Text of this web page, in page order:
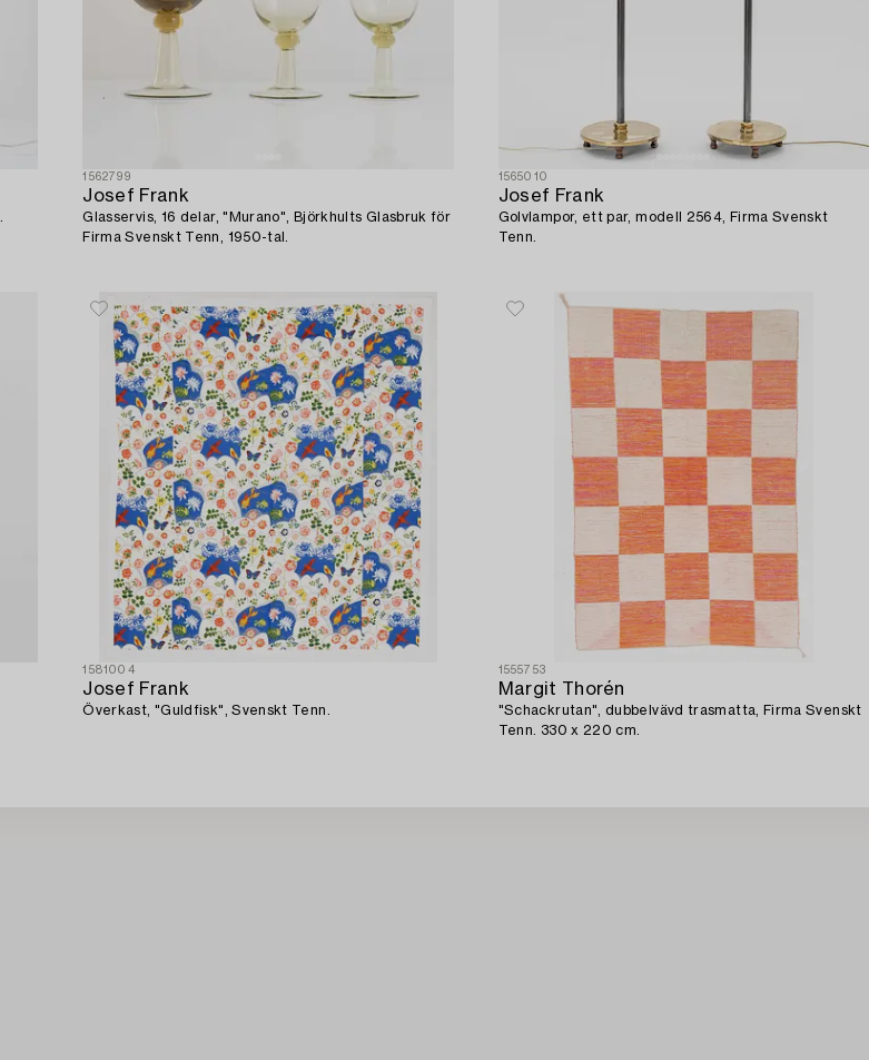
1562799
Josef Frank
Glasservis, 16 delar, "Murano", Björkhults Glasbruk för
Firma Svenskt Tenn, 1950-tal.
1565010
Josef Frank
Golvlampor, ett par, modell 2564, Firma Svenskt
Tenn.
1581004
Josef Frank
Överkast, "Guldfisk", Svenskt Tenn.
1555753
Margit Thorén
"Schackrutan", dubbelvävd trasmatta, Firma Svenskt
Tenn. 330 x 220 cm.